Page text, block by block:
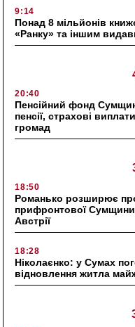
9:14
Понад 8 мільйонів
«Ранку» та іншим
20:40
Пенсійний фонд
пенсії, страхові
громад
18:50
Романько розширює
прифронтової
Австрії
18:28
Ніколаєнко: у Сумах
відновлення житла